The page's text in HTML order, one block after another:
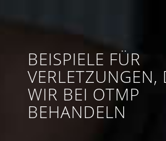
BEISPIELE FÜR
VERLETZUNGEN,
WIR BEI OTMP
BEHANDELN